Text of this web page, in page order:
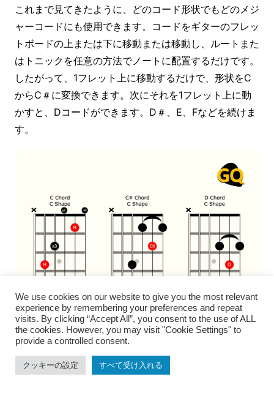
これまで見てきたように、どのコード形状でもどのメジ
ャーコードにも使用できます。コードをギターのフレッ
トボードの上または下に移動または移動し、ルートまた
はトニックを任意の方法でノートに配置するだけです。
したがって、1フレット上に移動するだけで、形状をC
からC＃に変換できます。次にそれを1フレット上に動
かすと、Dコードができます。D＃、E、Fなどを続けま
す。
フレットボードの音符の名前を知っている
We use cookies on our website to give you the most relevant
experience by remembering your preferences and repeat
visits. By clicking “Accept All”, you consent to the use of ALL
the cookies. However, you may visit "Cookie Settings" to
provide a controlled consent.
クッキーの設定 すべて受け入れる